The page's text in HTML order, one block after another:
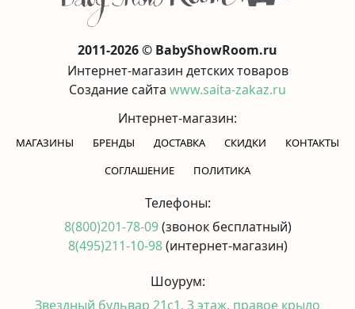
2011-2026 © BabyShowRoom.ru
Интернет-магазин детских товаров
Создание сайта www.saita-zakaz.ru
Интернет-магазин:
МАГАЗИНЫ БРЕНДЫ ДОСТАВКА СКИДКИ
КОНТАКТЫ
CОГЛАШЕНИЕ
ПОЛИТИКА
Телефоны:
8(800)201-78-09(звонок бесплатный)
8(495)211-10-98(интернет-магазин)
Шоурум:
Звездный бульвар 21с1, 3 этаж, правое крыло